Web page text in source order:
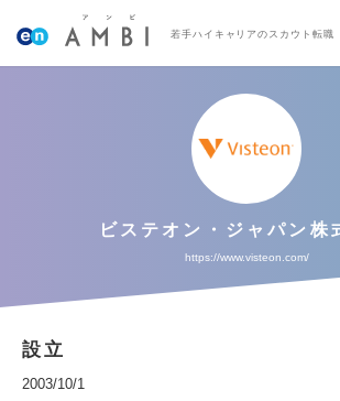
若手ハイキャリアのスカウト転職
ビステオン・ジャパン株
https://www.visteon.com/
設立
2003/10/1